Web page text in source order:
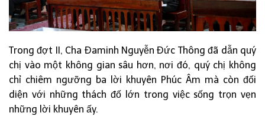
Trong đợt II, Cha Đaminh Nguyễn Đức Thông đã dẫn quý
chị vào một không gian sâu hơn, nơi đó, quý chị không
chỉ chiêm ngưỡng ba lời khuyên Phúc Âm mà còn đối
diện với những thách đố lớn trong việc sống trọn vẹn
những lời khuyên ấy.